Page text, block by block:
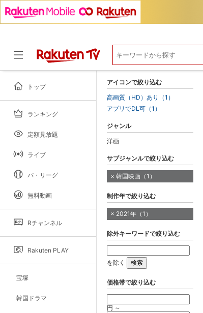
トップ
ランキング
定額見放題
ライブ
パ・リーグ
無料動画
Rチャンネル
Rakuten PLAY
宝塚
韓国ドラマ
アイコンで絞り込む
高画質（HD）あり（1）
アプリでDL可（1）
ジャンル
洋画
サブジャンルで絞り込む
韓国映画（1）
制作年で絞り込む
2021年（1）
除外キーワードで絞り込む
を除く
価格帯で絞り込む
円 ～